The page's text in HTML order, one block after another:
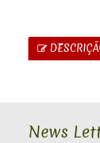
News